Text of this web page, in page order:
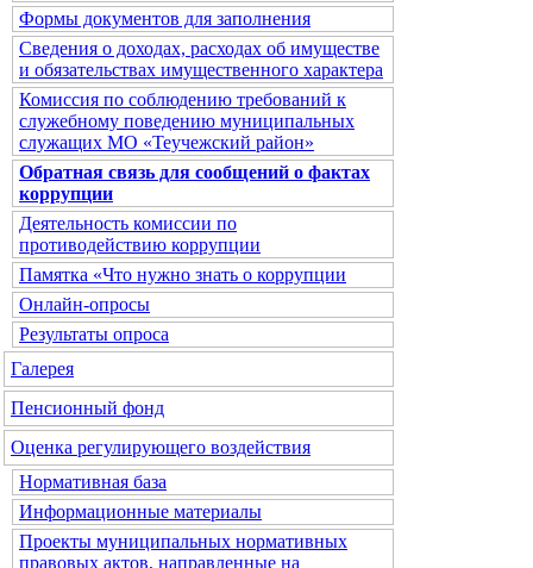
Формы документов для заполнения
Сведения о доходах, расходах об имуществе
и обязательствах имущественного характера
Комиссия по соблюдению требований к
служебному поведению муниципальных
служащих МО «Теучежский район»
Обратная связь для сообщений о фактах
коррупции
Деятельность комиссии по
противодействию коррупции
Памятка «Что нужно знать о коррупции
Онлайн-опросы
Результаты опроса
Галерея
Пенсионный фонд
Оценка регулирующего воздействия
Нормативная база
Информационные материалы
Проекты муниципальных нормативных
правовых актов, направленные на